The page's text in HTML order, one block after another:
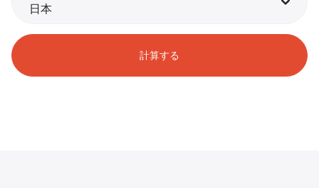
日本
計算する